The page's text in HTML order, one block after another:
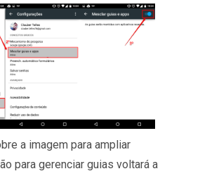
a imagem para ampliar
para gerenciar guias voltará a